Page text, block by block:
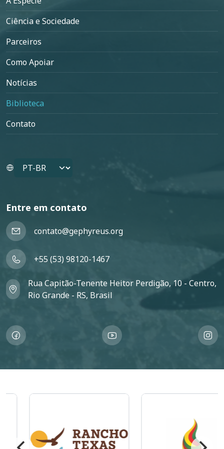
Ciência e Sociedade
Parceiros
Como Apoiar
Notícias
Biblioteca
Contato
Select your language
Entre em contato
contato@gephyreus.org
+55 (53) 98120-1467
Rua Capitão-Tenente Heitor Perdigão, 10 - Centro,
Rio Grande - RS, Brasil
Imagem Imagem